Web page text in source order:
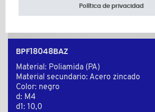
BPF18048BAZ
Material: Poliamida (PA)
Material secundario: Acero zincado
Color: negro
d: M4
d1: 10,0
Política de privacidad